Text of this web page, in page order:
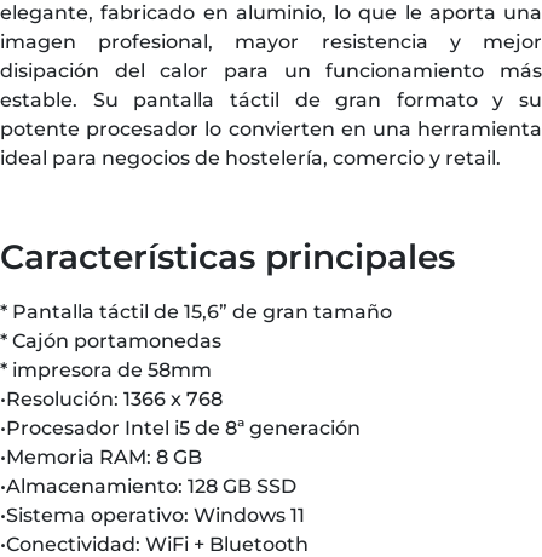
elegante, fabricado en aluminio, lo que le aporta una
imagen profesional, mayor resistencia y mejor
disipación del calor para un funcionamiento más
estable. Su pantalla táctil de gran formato y su
potente procesador lo convierten en una herramienta
ideal para negocios de hostelería, comercio y retail.
Características principales
* Pantalla táctil de 15,6” de gran tamaño
* ⁠Cajón portamonedas
* ⁠impresora de 58mm
•Resolución: 1366 x 768
•Procesador Intel i5 de 8ª generación
•Memoria RAM: 8 GB
•Almacenamiento: 128 GB SSD
•Sistema operativo: Windows 11
•Conectividad: WiFi + Bluetooth